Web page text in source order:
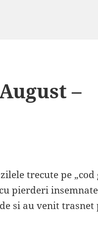
–
trecute pe „cod
pierderi
si au venit trasnet